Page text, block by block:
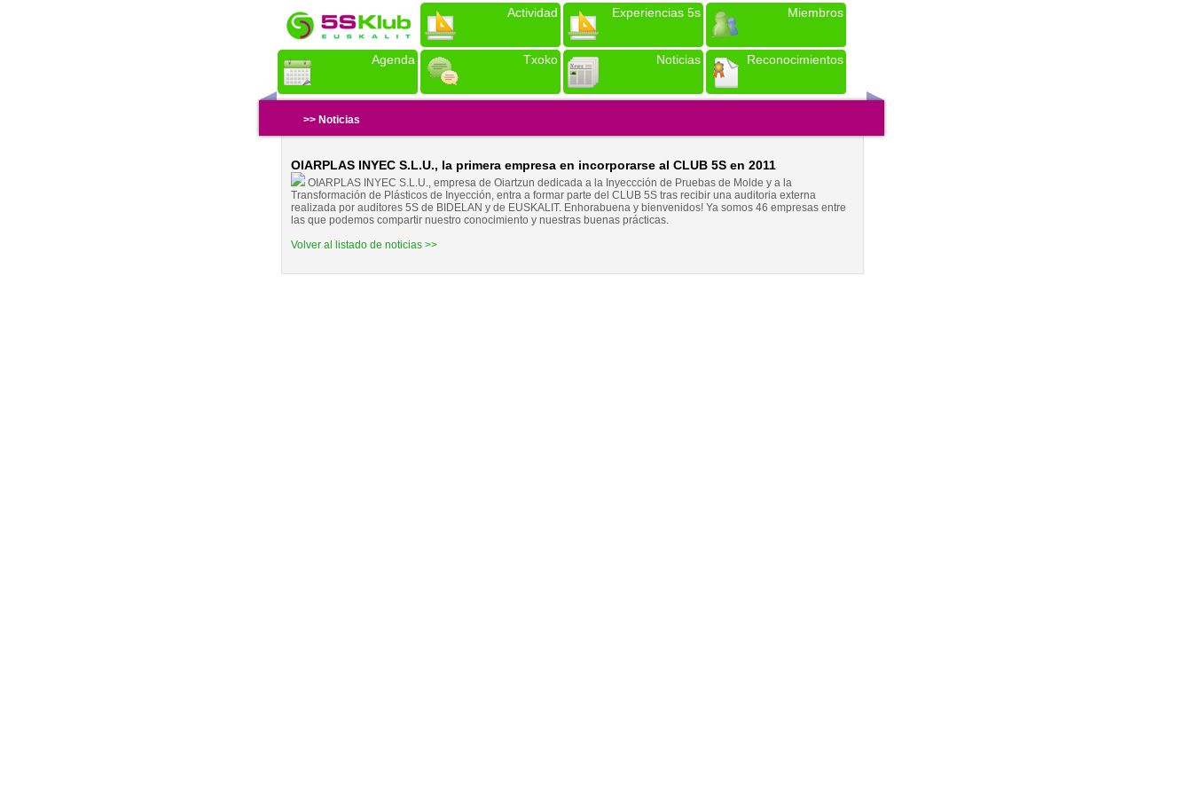
Actividad Experiencias 5s Miembros
Agenda Txoko Noticias Reconocimientos
>> Noticias
OIARPLAS INYEC S.L.U., la primera empresa en incorporarse al CLUB 5S en 2011
OIARPLAS INYEC S.L.U., empresa de Oiartzun dedicada a la Inyeccción de Pruebas de Molde y a la
Transformación de Plásticos de Inyección, entra a formar parte del CLUB 5S tras recibir una auditoria externa
realizada por auditores 5S de BIDELAN y de EUSKALIT. Enhorabuena y bienvenidos! Ya somos 46 empresas entre
las que podemos compartir nuestro conocimiento y nuestras buenas prácticas.
Volver al listado de noticias >>